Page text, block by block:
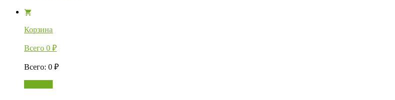
Корзина
Всего 0 ₽
Всего: 0 ₽